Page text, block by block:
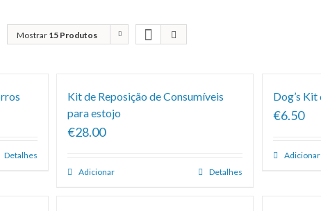
Mostrar 15 Produtos
Detalhes
Kit de Reposição de Consumíveis
para estojo
€28.00
Adicionar Detalhes
Dog’s
€6.50
Adicionar